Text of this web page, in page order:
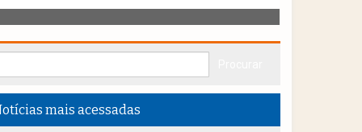
mais acessadas